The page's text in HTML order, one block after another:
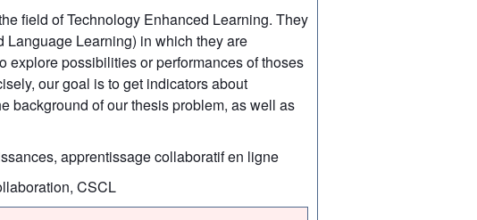
field of Technology Enhanced Learning. They
Language Learning) in which they are
explore possibilities or performances of thoses
our goal is to get indicators about
background of our thesis problem, as well as
apprentissage collaboratif en ligne
CSCL